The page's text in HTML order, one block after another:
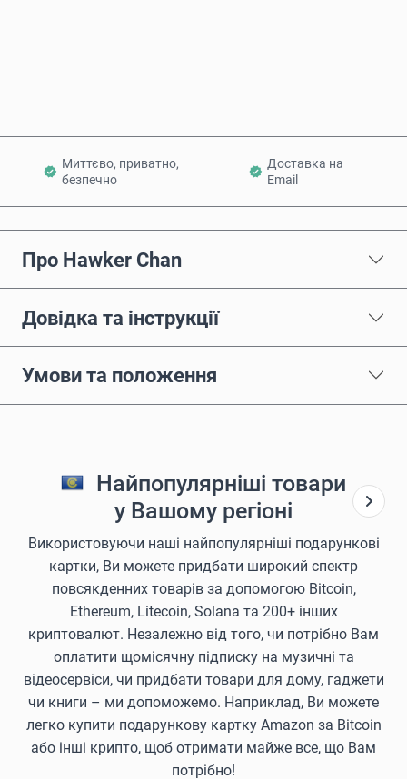
Миттєво, приватно,
безпечно
Доставка на
Email
Про Hawker Chan
Довідка та інструкції
Умови та положення
Найпопулярніші товари
у Вашому регіоні
Використовуючи наші найпопулярніші подарункові
картки, Ви можете придбати широкий спектр
повсякденних товарів за допомогою Bitcoin,
Ethereum, Litecoin, Solana та 200+ інших
криптовалют. Незалежно від того, чи потрібно Вам
оплатити щомісячну підписку на музичні та
відеосервіси, чи придбати товари для дому, гаджети
чи книги – ми допоможемо. Наприклад, Ви можете
легко купити подарункову картку Amazon за Bitcoin
або інші крипто, щоб отримати майже все, що Вам
потрібно!